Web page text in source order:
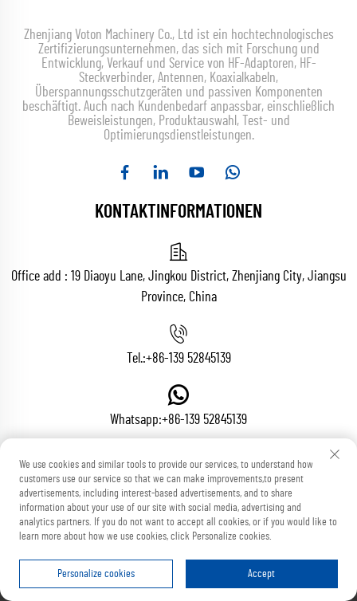
Zhenjiang Voton Machinery Co., Ltd ist ein hochtechnologisches
Zertifizierungsunternehmen, das sich mit Forschung und
Entwicklung, Verkauf und Service von HF-Adaptoren, HF-
Steckverbinder, Antennen, Koaxialkabeln,
Überspannungsschutzgeräten und passiven Komponenten
beschäftigt. Auch nach Kundenbedarf anpassbar, einschließlich
Beweisleistungen, Produktauswahl, Test- und
Optimierungsdienstleistungen.
KONTAKTINFORMATIONEN
Office add : 19 Diaoyu Lane, Jingkou District, Zhenjiang City, Jiangsu
Province, China
Tel.:+86-139 52845139
Whatsapp:+86-139 52845139
E-Mail:[email protected]
Urheberrecht © Zhenjiang Voton Machinery Co., Ltd. Alle Rechte vorbehalten
We use cookies and similar tools to provide our services, to understand how
customers use our service so that we can make improvements,to present
advertisements, including interest-based advertisements, and to share
information about your use of our site with social media, advertising and
analytics partners. If you do not want to accept all cookies, or if you would like to
learn more about how we use cookies, click Personalize cookies.
Personalize cookies Accept